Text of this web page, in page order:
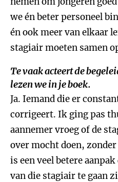
we én beter personeel
én ook meer van elkaar
stagiair moeten samen
Te vaak acteert de
lezen we in je boek.
Ja. Iemand die er
corrigeert. Ik ging pas
aannemer vroeg of de
over mocht doen,
is een veel betere
van die stagiair te gaan